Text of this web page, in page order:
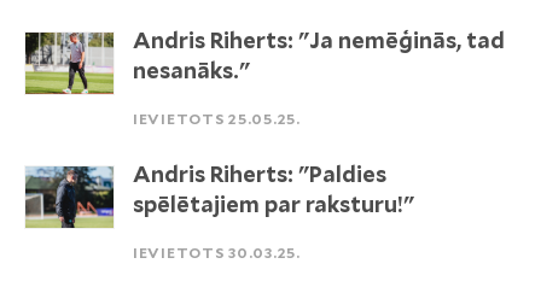
Andris Riherts: "Ja nemēģinās, tad
nesanāks."
IEVIETOTS 25.05.25.
Andris Riherts: "Paldies
spēlētajiem par raksturu!"
IEVIETOTS 30.03.25.